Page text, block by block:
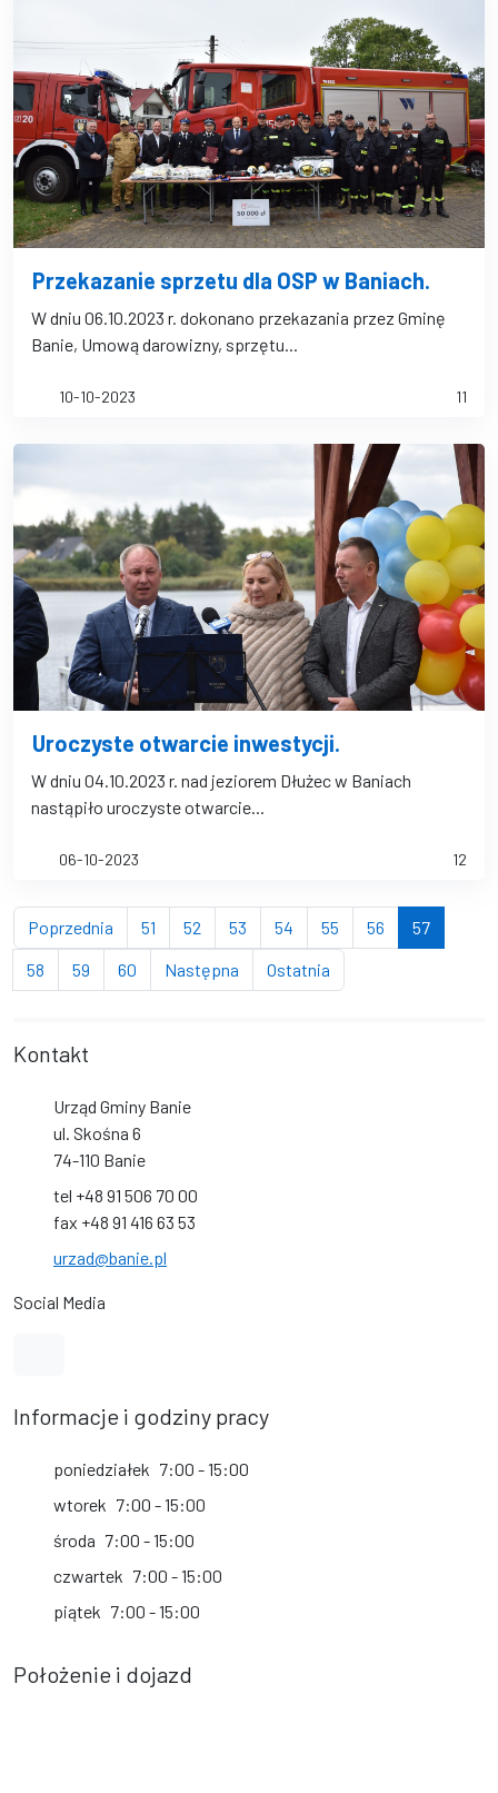
Przekazanie sprzetu dla OSP w Baniach.
W dniu 06.10.2023 r. dokonano przekazania przez Gminę
Banie, Umową darowizny, sprzętu...
10-10-2023 11
Uroczyste otwarcie inwestycji.
W dniu 04.10.2023 r. nad jeziorem Dłużec w Baniach
nastąpiło uroczyste otwarcie...
06-10-2023 12
Poprzednia strona
51 strona
52 strona
53 strona
54 strona
55 strona
56 strona
57(bieżąca
58 strona
59 strona
60 stronaNastępna stronaOstatnia
Kontakt
Urząd Gminy Banie
ul. Skośna 6
74-110 Banie
tel +48 91 506 70 00
fax +48 91 416 63 53
urzad@banie.pl
Social Media
Informacje i godziny pracy
poniedziałek 7:00 - 15:00
wtorek 7:00 - 15:00
środa 7:00 - 15:00
czwartek 7:00 - 15:00
piątek 7:00 - 15:00
Położenie i dojazd